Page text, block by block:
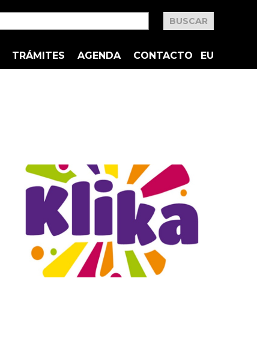
TRÁMITES AGENDA CONTACTO EU